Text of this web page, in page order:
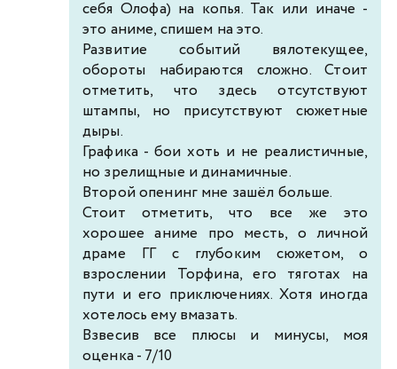
себя Олофа) на копья. Так или иначе -
это аниме, спишем на это.
Развитие событий вялотекущее,
обороты набираются сложно. Стоит
отметить, что здесь отсутствуют
штампы, но присутствуют сюжетные
дыры.
Графика - бои хоть и не реалистичные,
но зрелищные и динамичные.
Второй опенинг мне зашёл больше.
Стоит отметить, что все же это
хорошее аниме про месть, о личной
драме ГГ с глубоким сюжетом, о
взрослении Торфина, его тяготах на
пути и его приключениях. Хотя иногда
хотелось ему вмазать.
Взвесив все плюсы и минусы, моя
оценка - 7/10